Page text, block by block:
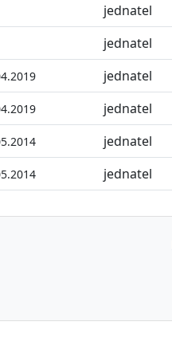
jednatel
jednatel
jednatel
jednatel
jednatel
jednatel